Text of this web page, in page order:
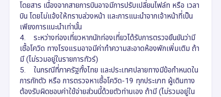
โดยสาร เนื่องจากสายการบินอาจมีการปรับเปลี่ยนไฟล์ท หรือ เวลา
บิน โดยไม่แจ้งให้ทราบล่วงหน้า และการแนะนำจากเจ้าหน้าที่เป็น
เพียงการแนะนำเท่านั้น
4. ระหว่างท่องเที่ยวหากนักท่องเที่ยวได้รับการตรวจยืนยันว่ามี
เชื้อโควิด ทางโรงแรมอาจมีค่าทำความสะอาดห้องพักเพิ่มเติม ถ้า
มี (ไม่รวมอยู่ในรายการทัวร์)
5. ในกรณีที่ภาครัฐทั้งไทย และประเทศปลายทางมีข้อกำหนดใน
การกักตัว หรือ การตรวจหาเชื้อโควิด-19 ทุกประเภท ผู้เดินทาง
ต้องรับผิดชอบค่าใช้จ่ายส่วนนี้ด้วยตัวท่านเอง ถ้ามี (ไม่รวมอยู่ใน